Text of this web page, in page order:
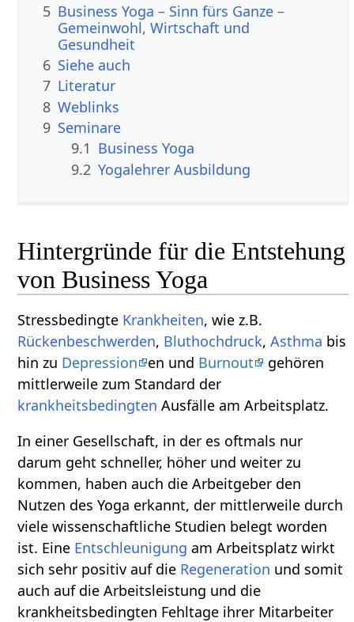
5 Business Yoga – Sinn fürs Ganze –
Gemeinwohl, Wirtschaft und
Gesundheit
6 Siehe auch
7 Literatur
8 Weblinks
9 Seminare
9.1 Business Yoga
9.2 Yogalehrer Ausbildung
Hintergründe für die Entstehung
von Business Yoga
Stressbedingte Krankheiten, wie z.B.
Rückenbeschwerden, Bluthochdruck,Asthma bis
hin zu Depression en und Burnout
gehören
mittlerweile zum Standard der
krankheitsbedingten Ausfälle am Arbeitsplatz.
In einer Gesellschaft, in der es oftmals nur
darum geht schneller, höher und weiter zu
kommen, haben auch die Arbeitgeber den
Nutzen des Yoga erkannt, der mittlerweile durch
viele wissenschaftliche Studien belegt worden
ist. Eine Entschleunigung am Arbeitsplatz wirkt
sich sehr positiv auf die Regeneration und somit
auch auf die Arbeitsleistung und die
krankheitsbedingten Fehltage ihrer Mitarbeiter